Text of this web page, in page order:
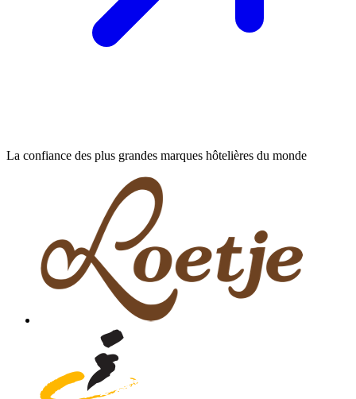
La confiance des plus grandes marques hôtelières du monde